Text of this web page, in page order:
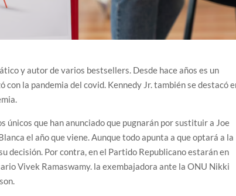
y autor de varios bestsellers. Desde hace años es un
la pandemia del covid. Kennedy Jr. también se destacó
únicos que han anunciado que pugnarán por sustituir a Joe
el año que viene. Aunque todo apunta a que optará a la
decisión. Por contra, en el Partido Republicano estarán en
Vivek Ramaswamy. la exembajadora ante la ONU Nikki